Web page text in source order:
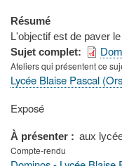
Résumé
L'objectif est de paver
Sujet complet
Ateliers qui présentent ce
Lycée Blaise Pascal
Type
présentation
congrès
Exposé
À présenter
aux
Compte-rendu